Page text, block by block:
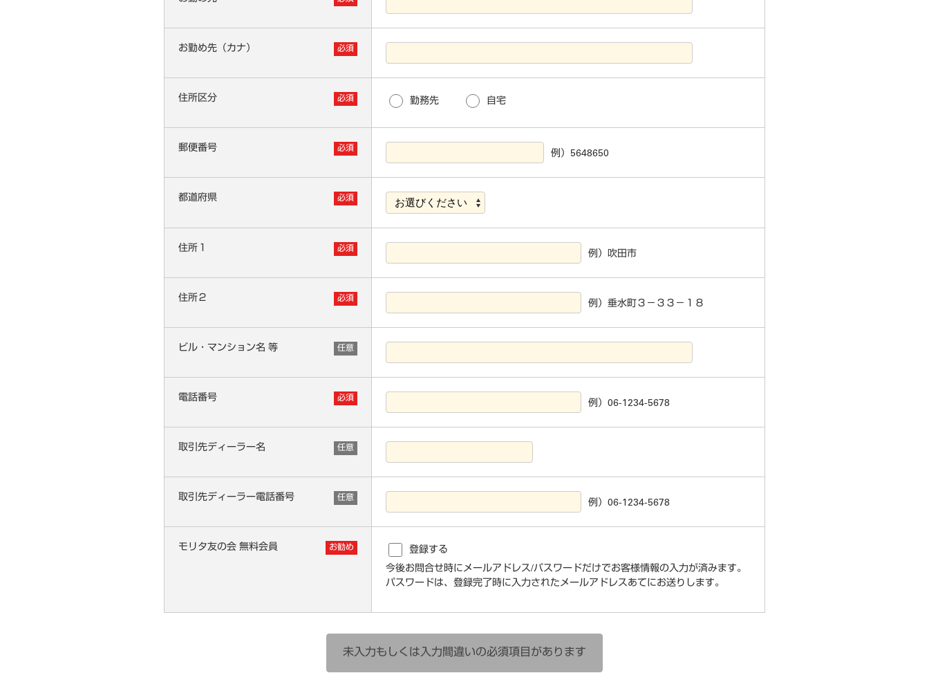
お勤め先（カナ） 必須
住所区分 必須 勤務先 自宅
郵便番号 必須
例）5648650
都道府県 必須
住所１ 必須
例）吹田市
住所２ 必須
例）垂水町３－３３－１８
ビル・マンション名 等 任意
電話番号 必須
例）06-1234-5678
取引先ディーラー名 任意
取引先ディーラー電話番号 任意
例）06-1234-5678
モリタ友の会 無料会員 お勧め
登録する
今後お問合せ時にメールアドレス/パスワードだけでお客様情報の入力が済みます。
パスワードは、登録完了時に入力されたメールアドレスあてにお送りします。
未入力もしくは入力間違いの必須項目があります